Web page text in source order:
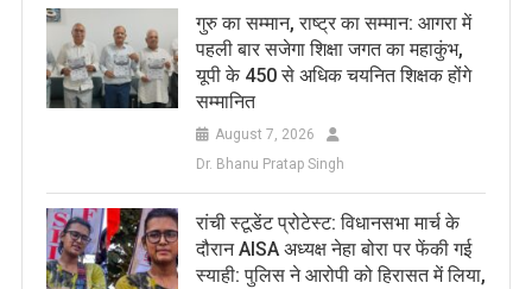
​गुरु का सम्मान, राष्ट्र का सम्मान: आगरा में
पहली बार सजेगा शिक्षा जगत का महाकुंभ,
यूपी के 450 से अधिक चयनित शिक्षक होंगे
सम्मानित
August 7, 2026
Dr. Bhanu Pratap Singh
रांची स्टूडेंट प्रोटेस्ट: विधानसभा मार्च के
दौरान AISA अध्यक्ष नेहा बोरा पर फेंकी गई
स्याही: पुलिस ने आरोपी को हिरासत में लिया,